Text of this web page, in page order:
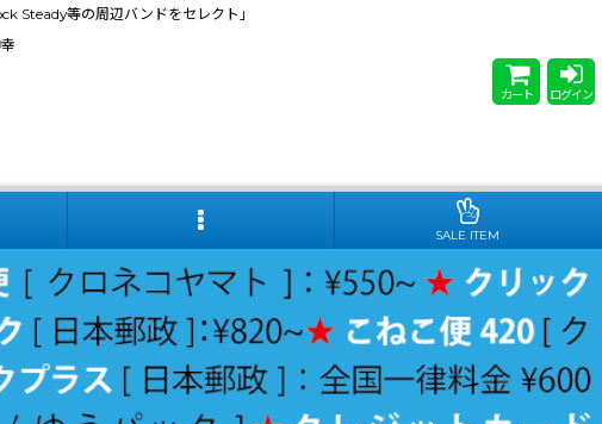
等の周辺バンドをセレクト」
カート ログイン
SALE ITEM